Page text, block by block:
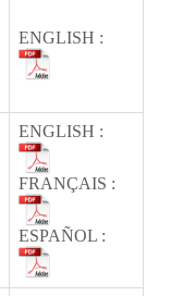
ENGLISH :
ENGLISH :
FRANÇAIS :
ESPAÑOL :